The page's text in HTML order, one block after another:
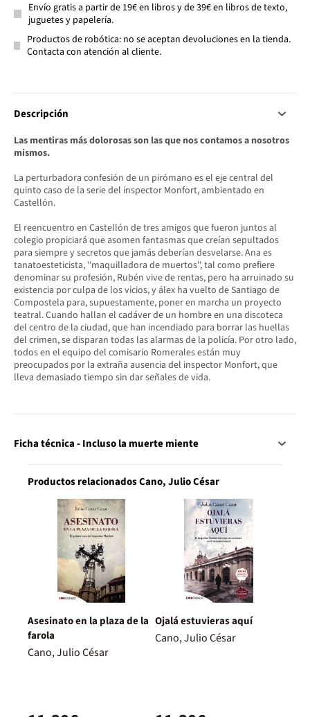
Envío gratis a partir de 19€ en libros y de 39€ en libros de texto,
juguetes y papelería.
Productos de robótica: no se aceptan devoluciones en la tienda.
Contacta con atención al cliente.
Descripción
Las mentiras más dolorosas son las que nos contamos a nosotros
mismos.
La perturbadora confesión de un pirómano es el eje central del
quinto caso de la serie del inspector Monfort, ambientado en
Castellón.
El reencuentro en Castellón de tres amigos que fueron juntos al
colegio propiciará que asomen fantasmas que creían sepultados
para siempre y secretos que jamás deberían desvelarse. Ana es
tanatoesteticista, ''maquilladora de muertos'', tal como prefiere
denominar su profesión, Rubén vive de rentas, pero ha arruinado su
existencia por culpa de los vicios, y álex ha vuelto de Santiago de
Compostela para, supuestamente, poner en marcha un proyecto
teatral. Cuando hallan el cadáver de un hombre en una discoteca
del centro de la ciudad, que han incendiado para borrar las huellas
del crimen, se disparan todas las alarmas de la policía. Por otro lado,
todos en el equipo del comisario Romerales están muy
preocupados por la extraña ausencia del inspector Monfort, que
lleva demasiado tiempo sin dar señales de vida.
Ficha técnica - Incluso la muerte miente
Productos relacionados Cano, Julio César
Asesinato en la plaza de la
farola
Cano, Julio César
Ojalá estuvieras aquí
Cano, Julio César